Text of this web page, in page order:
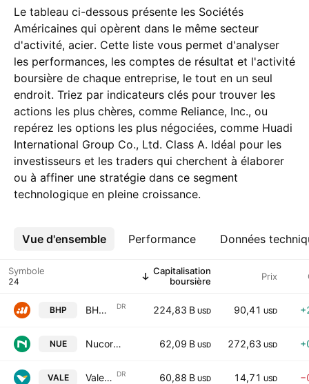
Le tableau ci-dessous présente les Sociétés
Américaines qui opèrent dans le même secteur
d'activité, acier. Cette liste vous permet d'analyser
les performances, les comptes de résultat et l'activité
boursière de chaque entreprise, le tout en un seul
endroit. Triez par indicateurs clés pour trouver les
actions les plus chères, comme Reliance, Inc., ou
repérez les options les plus négociées, comme Huadi
International Group Co., Ltd. Class A. Idéal pour les
investisseurs et les traders qui cherchent à élaborer
ou à affiner une stratégie dans ce segment
technologique en pleine croissance.
Vue d'ensemble Performance Données
Plus
Symbole
Capitalisation
boursière
Prix
BHP BHP Group Ltd Sponsored American Depositary Receipt Repr 2 Shs DR 224,83 B USD 90,41 USD
NUE Nucor Corporation 62,09 B USD 272,63 USD
VALE Vale S.A. Sponsored ADR DR 60,88 B USD 14,71 USD